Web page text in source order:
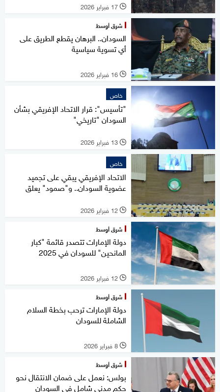
l 17 فبراير 2026
شرق أوسط
السودان.. البرهان يقطع الطريق على
أي تسوية سياسية
l 16 فبراير 2026
خاص
"تأسيس": قرار الاتحاد الإفريقي بشأن
السودان "تاريخي"
l 13 فبراير 2026
خاص
الاتحاد الإفريقي يبقي على تجميد
عضوية السودان.. و"صمود" يعلق
l 12 فبراير 2026
شرق أوسط
دولة الإمارات تتصدر قائمة "كبار
المانحين" للسودان في 2025
l 12 فبراير 2026
شرق أوسط
دولة الإمارات ترحب بخطة السلام
الشاملة للسودان
l 8 فبراير 2026
شرق أوسط
بولس: نعمل على ضمان الانتقال نحو
حكم مدني شامل في السودان